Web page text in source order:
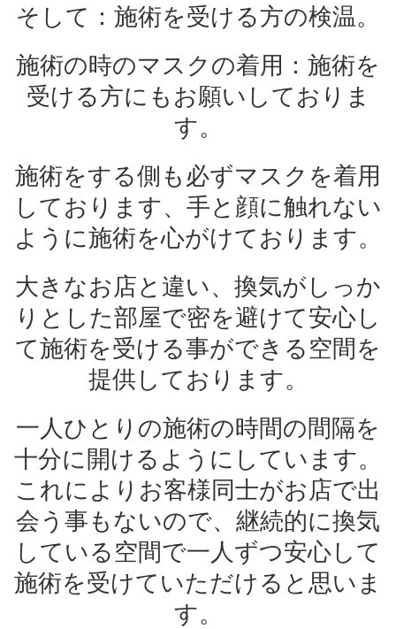
そして：施術を受ける方の検温。
施術の時のマスクの着用：施術を
受ける方にもお願いしておりま
す。
施術をする側も必ずマスクを着用
しております、手と顔に触れない
ように施術を心がけております。
大きなお店と違い、換気がしっか
りとした部屋で密を避けて安心し
て施術を受ける事ができる空間を
提供しております。
一人ひとりの施術の時間の間隔を
十分に開けるようにしています。
これによりお客様同士がお店で出
会う事もないので、継続的に換気
している空間で一人ずつ安心して
施術を受けていただけると思いま
す。